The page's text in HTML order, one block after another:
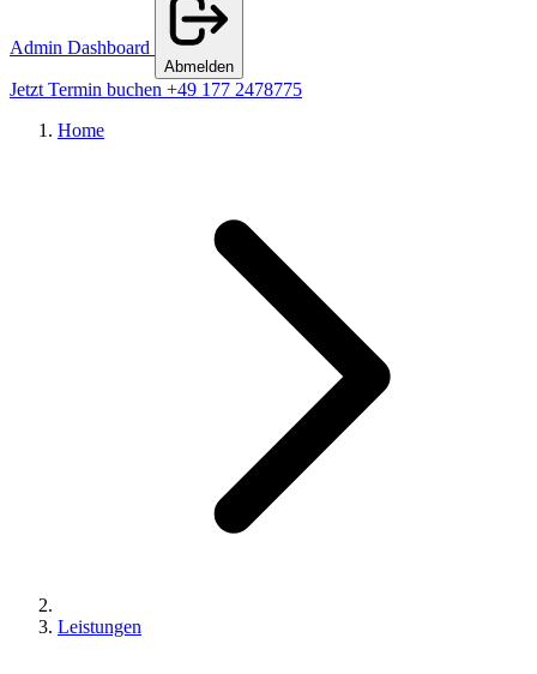
Admin Dashboard
Abmelden
Jetzt Termin buchen +49 177 2478775
Home
Leistungen